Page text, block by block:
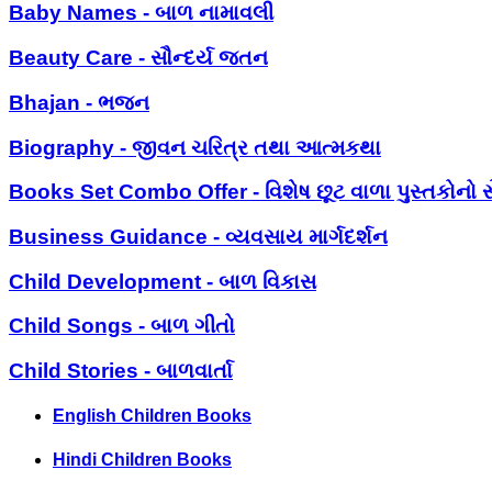
Baby Names - બાળ નામાવલી
Beauty Care - સૌન્દર્ય જતન
Bhajan - ભજન
Biography - જીવન ચરિત્ર તથા આત્મકથા
Books Set Combo Offer - વિશેષ છૂટ વાળા પુસ્તકોનો
Business Guidance - વ્યવસાય માર્ગદર્શન
Child Development - બાળ વિકાસ
Child Songs - બાળ ગીતો
Child Stories - બાળવાર્તા
English Children Books
Hindi Children Books